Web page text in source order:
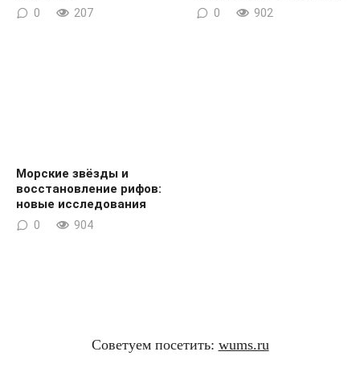
0 207 0 902
Морские звёзды и
восстановление рифов:
новые исследования
0 904
Советуем посетить: wums.ru